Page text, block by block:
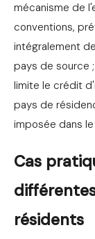
mécanisme de
conventions,
intégralement
pays de source
limite le crédit
pays de
imposée dans
Cas
résidents